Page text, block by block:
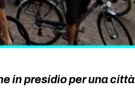
in presidio per una città